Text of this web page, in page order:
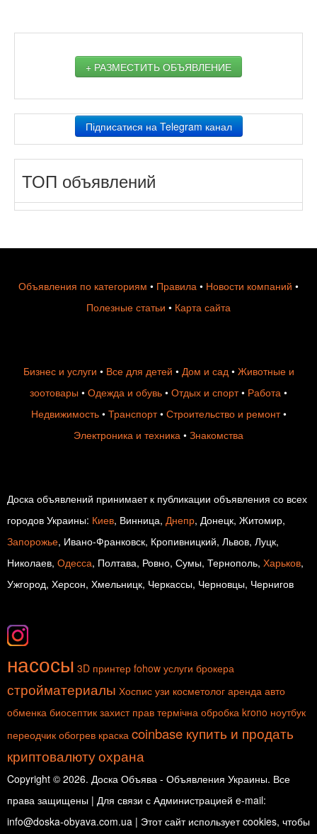
+ РАЗМЕСТИТЬ ОБЪЯВЛЕНИЕ
Підписатися на Telegram канал
ТОП объявлений
Объявления по категориям • Правила • Новости компаний •
Полезные статьи • Карта сайта
Бизнес и услуги • Все для детей • Дом и сад• Животные и
зоотовары • Одежда и обувь • Отдых и спорт• Работа •
Недвижимость• Транспорт• Строительство и ремонт•
Электроника и техника • Знакомства
Доска объявлений принимает к публикации объявления со всех
городов Украины: Киев, Винница, Днепр, Донецк, Житомир,
Запорожье, Ивано-Франковск, Кропивницкий, Львов, Луцк,
Николаев, Одесса, Полтава, Ровно, Сумы, Тернополь, Харьков,
Ужгород, Херсон, Хмельницк, Черкассы, Черновцы, Чернигов
насосы 3D принтер fohow услуги брокера
стройматериалы Хоспис узи косметолог аренда авто
обменка биосептик захист прав термічна обробка krono ноутбук
переодчик обогрев краска coinbase купить и продать
криптовалютуохрана
Copyright © 2026. Доска Объява - Объявления Украины. Все
права защищены | Для связи с Администрацией e-mail:
info@doska-obyava.com.ua | Этот сайт использует cookies, чтобы